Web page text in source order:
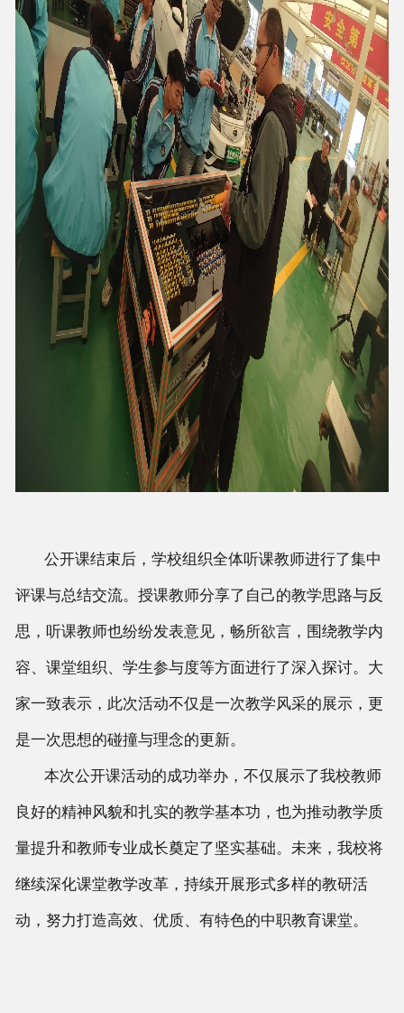
公开课结束后，学校组织全体听课教师进行了集中
评课与总结交流。授课教师分享了自己的教学思路与反
思，听课教师也纷纷发表意见，畅所欲言，围绕教学内
容、课堂组织、学生参与度等方面进行了深入探讨。大
家一致表示，此次活动不仅是一次教学风采的展示，更
是一次思想的碰撞与理念的更新。
本次公开课活动的成功举办，不仅展示了我校教师
良好的精神风貌和扎实的教学基本功，也为推动教学质
量提升和教师专业成长奠定了坚实基础。未来，我校将
继续深化课堂教学改革，持续开展形式多样的教研活
动，努力打造高效、优质、有特色的中职教育课堂。